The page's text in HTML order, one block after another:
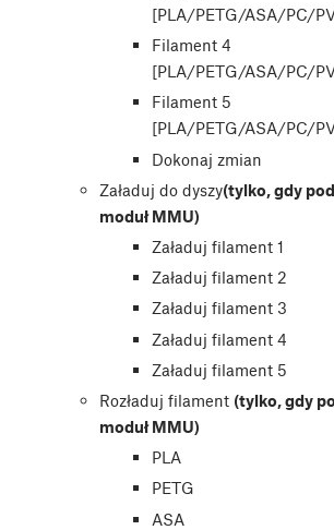
[PLA/PETG/ASA/PC/
Filament 4
[PLA/PETG/ASA/PC/
Filament 5
[PLA/PETG/ASA/PC/
Dokonaj zmian
Załaduj do dyszy(tylko, gdy
moduł MMU)
Załaduj filament 1
Załaduj filament 2
Załaduj filament 3
Załaduj filament 4
Załaduj filament 5
Rozładuj filament (tylko, gdy
moduł MMU)
PLA
PETG
ASA